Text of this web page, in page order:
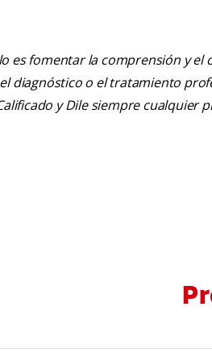
es fomentar la comprensión y
diagnóstico o el tratamiento
y Dile siempre cualquier